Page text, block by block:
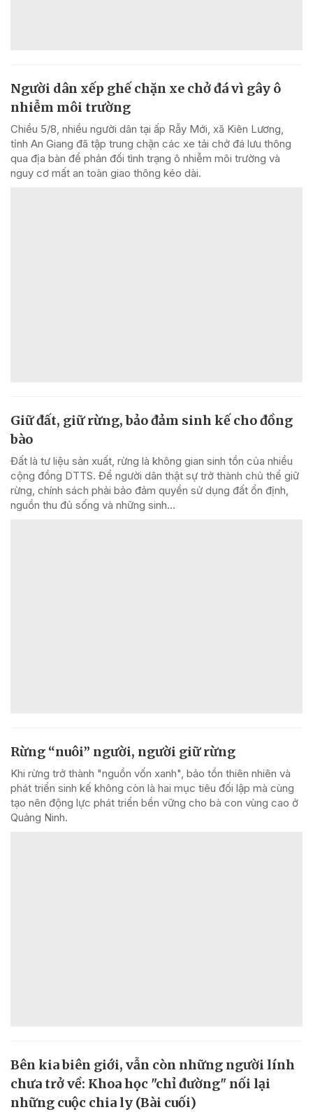
Người dân xếp ghế chặn xe chở đá vì gây ô
nhiễm môi trường
Chiều 5/8, nhiều người dân tại ấp Rẫy Mới, xã Kiên Lương,
tỉnh An Giang đã tập trung chặn các xe tải chở đá lưu thông
qua địa bàn để phản đối tình trạng ô nhiễm môi trường và
nguy cơ mất an toàn giao thông kéo dài.
Giữ đất, giữ rừng, bảo đảm sinh kế cho đồng
bào
Đất là tư liệu sản xuất, rừng là không gian sinh tồn của nhiều
cộng đồng DTTS. Để người dân thật sự trở thành chủ thể giữ
rừng, chính sách phải bảo đảm quyền sử dụng đất ổn định,
nguồn thu đủ sống và những sinh...
Rừng “nuôi” người, người giữ rừng
Khi rừng trở thành "nguồn vốn xanh", bảo tồn thiên nhiên và
phát triển sinh kế không còn là hai mục tiêu đối lập mà cùng
tạo nên động lực phát triển bền vững cho bà con vùng cao ở
Quảng Ninh.
Bên kia biên giới, vẫn còn những người lính
chưa trở về: Khoa học "chỉ đường" nối lại
những cuộc chia ly (Bài cuối)